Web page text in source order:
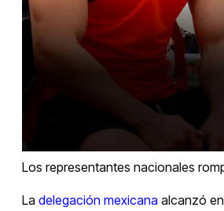
Los representantes nacionales
La delegación mexicana alcanzó en